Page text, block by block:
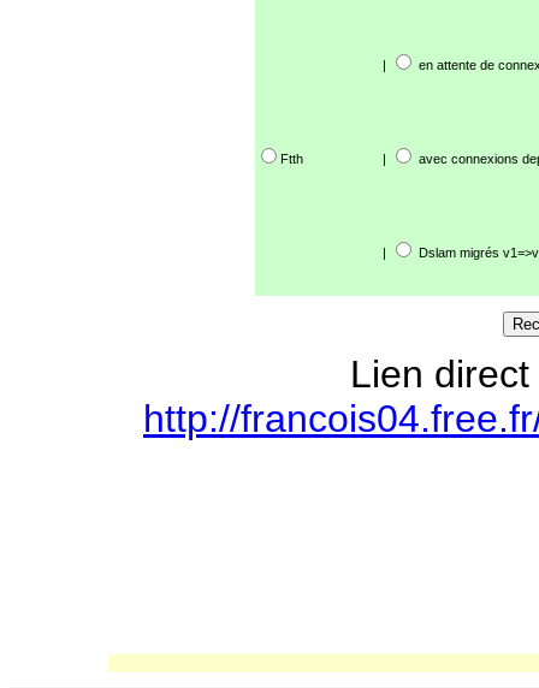
| en attente de
Ftth | avec connexions
| Dslam migrés
Lien
http://